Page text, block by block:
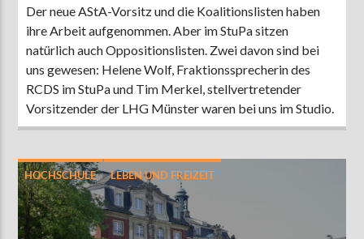
Der neue AStA-Vorsitz und die Koalitionslisten haben
ihre Arbeit aufgenommen. Aber im StuPa sitzen
natürlich auch Oppositionslisten. Zwei davon sind bei
uns gewesen: Helene Wolf, Fraktionssprecherin des
RCDS im StuPa und Tim Merkel, stellvertretender
Vorsitzender der LHG Münster waren bei uns im Studio.
HOCHSCHULE LEBEN UND FREIZEIT